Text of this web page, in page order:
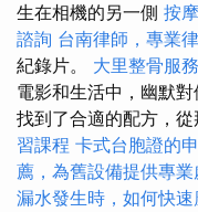
生在相機的另一側 按
諮詢 台南律師，專業
紀錄片。 大里整骨服務
電影和生活中，幽默
找到了合適的配方，
習課程 卡式台胞證的
薦，為舊設備提供專業
漏水發生時，如何快速